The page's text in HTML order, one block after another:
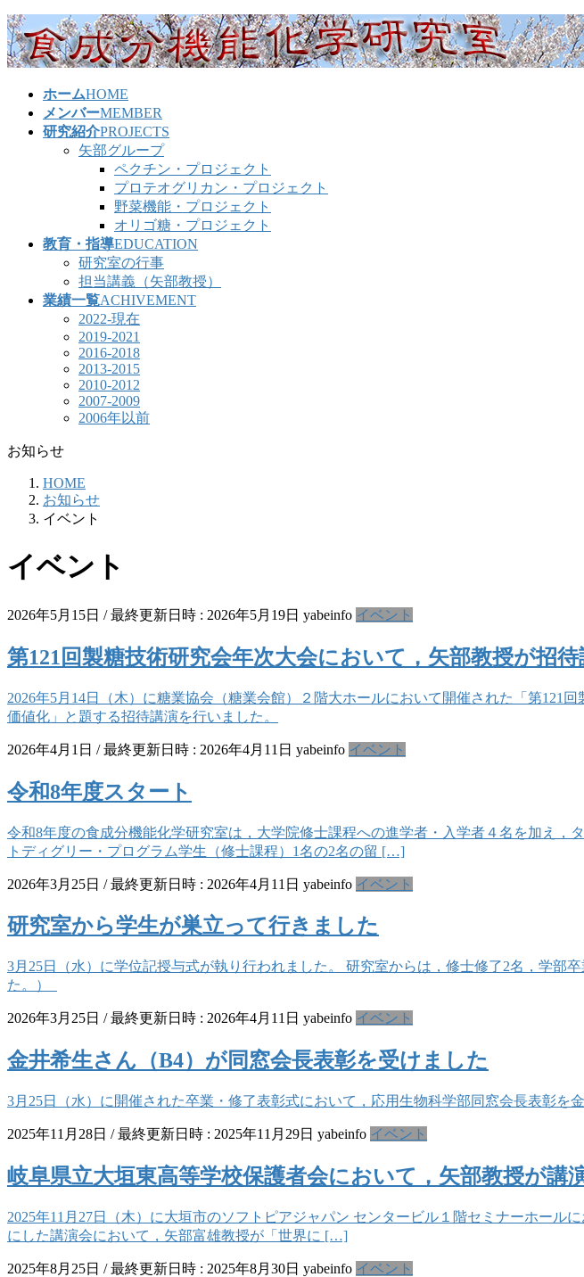
コ
ン
テ
ナ
ビ
ゲ
ホームHOME
メンバーMEMBER
研究紹介PROJECTS
矢部グループ
ペクチン・プロジェクト
プロテオグリカン・プロジェクト
野菜機能・プロジェクト
オリゴ糖・プロジェクト
教育・指導EDUCATION
研究室の行事
担当講義（矢部教授）
業績一覧ACHIVEMENT
2022-現在
2019-2021
2016-2018
2013-2015
2010-2012
2007-2009
2006年以前
お知らせ
HOME
お知らせ
イベント
イベント
2026年5月15日 / 最終更新日時 : 2026年5月19日 yabeinfo イベント
第121回製糖技術研究会年次大会において，矢部教授が招
2026年5月14日（木）に糖業協会（糖業会館）２階大ホールにおいて開催された「第121
価値化」と題する招待講演を行いました。
2026年4月1日 / 最終更新日時 : 2026年4月11日 yabeinfo イベント
令和8年度スタート
令和8年度の食成分機能化学研究室は，大学院修士課程への進学者・入学者４名を加え
トディグリー・プログラム学生（修士課程）1名の2名の留 […]
2026年3月25日 / 最終更新日時 : 2026年4月11日 yabeinfo イベント
研究室から学生が巣立って行きました
3月25日（水）に学位記授与式が執り行われました。 研究室からは，修士修了2名，学部
た。）
2026年3月25日 / 最終更新日時 : 2026年4月11日 yabeinfo イベント
金井希生さん（B4）が同窓会長表彰を受けました
3月25日（水）に開催された卒業・修了表彰式において，応用生物科学部同窓会長表彰を
2025年11月28日 / 最終更新日時 : 2025年11月29日 yabeinfo イベント
岐阜県立大垣東高等学校保護者会において，矢部教授が講
2025年11月27日（木）に大垣市のソフトピアジャパン センタービル１階セミナーホー
にした講演会において，矢部富雄教授が「世界に […]
2025年8月25日 / 最終更新日時 : 2025年8月30日 yabeinfo イベント